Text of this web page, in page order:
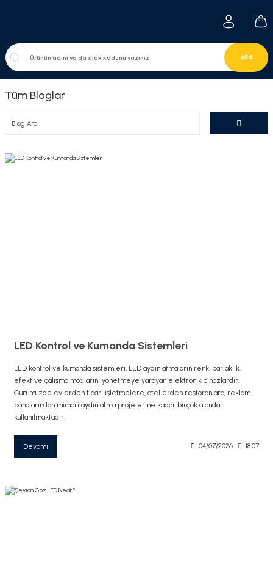
ARA
Tüm Bloglar
LED Kontrol ve Kumanda Sistemleri
LED kontrol ve kumanda sistemleri, LED aydınlatmaların renk, parlaklık,
efekt ve çalışma modlarını yönetmeye yarayan elektronik cihazlardır.
Günümüzde evlerden ticari işletmelere, otellerden restoranlara, reklam
panolarından mimari aydınlatma projelerine kadar birçok alanda
kullanılmaktadır.
Devamı 04/07/2026 18:07